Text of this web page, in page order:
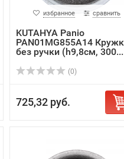
избранное сравнить
KUTAHYA Panio
PAN01MG855A14
без ручки (h9,8см, 300...
(0)
725,32 руб.